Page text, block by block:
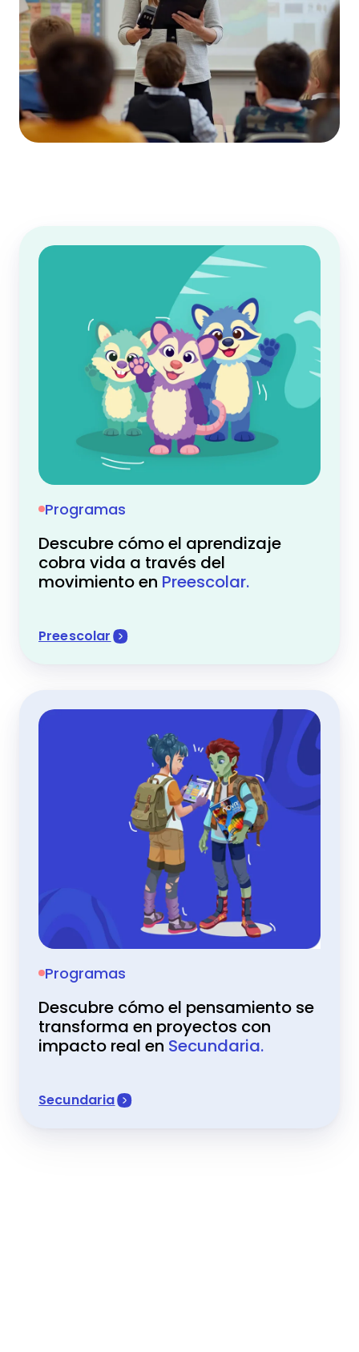
Programas
Descubre cómo el aprendizaje
cobra vida a través del
movimiento en Preescolar.
Preescolar
Programas
Descubre cómo el pensamiento se
transforma en proyectos con
impacto real en Secundaria.
Secundaria